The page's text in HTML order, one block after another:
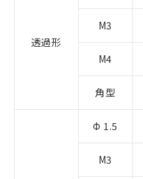
透過形
M3
M4
角型
Φ 1.5
M3